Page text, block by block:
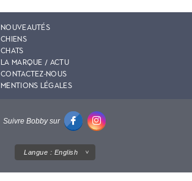
NOUVEAUTÉS
CHIENS
CHATS
LA MARQUE / ACTU
CONTACTEZ-NOUS
MENTIONS LÉGALES
Suivre Bobby sur
Langue : English